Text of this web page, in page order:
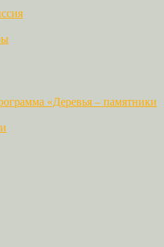
«Деревья – памятники